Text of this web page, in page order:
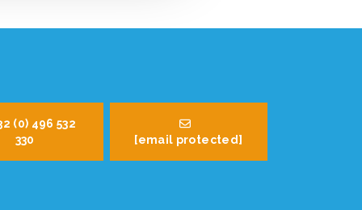
(0) 496 532
330
[email protected]